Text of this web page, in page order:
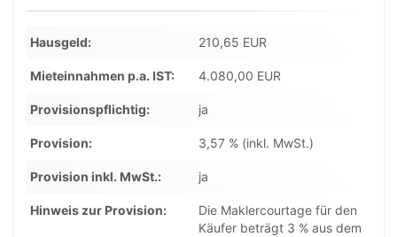
Hausgeld 210,65 EUR
Mieteinnahmen p.a. IST 4.080,00 EUR
Provisionspflichtig ja
Provision 3,57 % (inkl. MwSt.)
Provision inkl. MwSt. ja
Hinweis zur Provision
Die Maklercourtage für den
Käufer beträgt 3 % aus dem